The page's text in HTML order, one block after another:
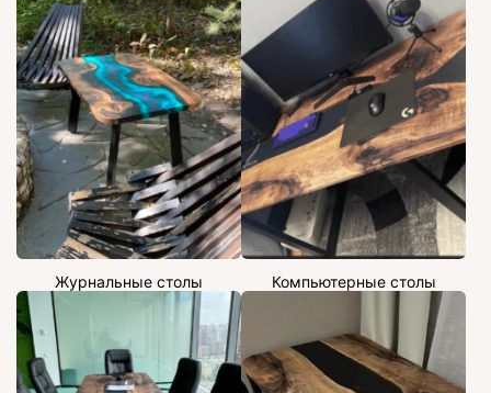
Журнальные столы Компьютерные столы